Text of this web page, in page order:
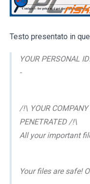
Testo presentato in
YOUR PERSONAL
-
/!\ YOUR COMPANY
PENETRATED /!\
All your important
Your files are safe!